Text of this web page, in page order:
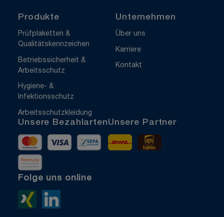
Produkte
Prüfplaketten &
Qualitätskennzeichen
Betriebssicherheit &
Arbeitsschutz
Hygiene- &
Infektionsschutz
Arbeitsschutzkleidung
Unternehmen
Über uns
Karriere
Kontakt
Unsere Bezahlarten
MastercardVisa Vorkasse
Rechnung
Unsere Partner
DHL
Folge uns online
Xing>